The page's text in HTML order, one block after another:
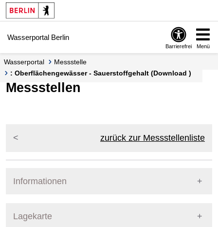
Springe zur Navigation
Springe zum Inhalt
Wasserportal Berlin
Barrierefrei Menü
Wasserportal
Messstelle
: Oberflächengewässer - Sauerstoffgehalt (Download )
Messstellen
zurück zur Messstellenliste
Informationen
Lagekarte